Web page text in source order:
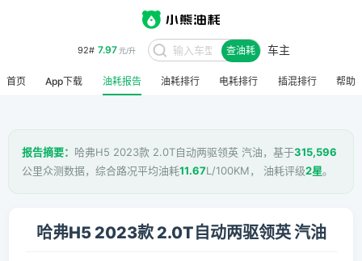
95# 8.48 元/升 查油耗 车主
首页 App下载 油耗报告 油耗排行 电耗排行 插混排行 帮助
报告摘要： 哈弗H5 2023款 2.0T自动两驱领英 汽油，基于315,596
公里众测数据，综合路况平均油耗11.67L/100KM， 油耗评级2星。
哈弗H5 2023款 2.0T自动两驱领英 汽油